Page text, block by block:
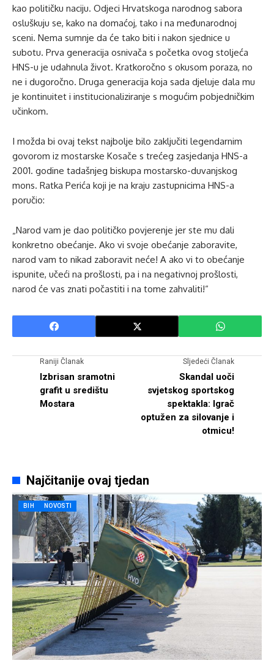
kao političku naciju. Odjeci Hrvatskoga narodnog sabora
osluškuju se, kako na domaćoj, tako i na međunarodnoj
sceni. Nema sumnje da će tako biti i nakon sjednice u
subotu. Prva generacija osnivača s početka ovog stoljeća
HNS-u je udahnula život. Kratkoročno s okusom poraza, no
ne i dugoročno. Druga generacija koja sada djeluje dala mu
je kontinuitet i institucionaliziranje s mogućim pobjedničkim
učinkom.
I možda bi ovaj tekst najbolje bilo zaključiti legendarnim
govorom iz mostarske Kosače s trećeg zasjedanja HNS-a
2001. godine tadašnjeg biskupa mostarsko-duvanjskog
mons. Ratka Perića koji je na kraju zastupnicima HNS-a
poručio:
„Narod vam je dao političko povjerenje jer ste mu dali
konkretno obećanje. Ako vi svoje obećanje zaboravite,
narod vam to nikad zaboravit neće! A ako vi to obećanje
ispunite, učeći na prošlosti, pa i na negativnoj prošlosti,
narod će vas znati počastiti i na tome zahvaliti!“
Raniji Članak
Izbrisan sramotni
grafit u središtu
Mostara
Sljedeći Članak
Skandal uoči
svjetskog sportskog
spektakla: Igrač
optužen za silovanje i
otmicu!
Najčitanije ovaj tjedan
BIH NOVOSTI